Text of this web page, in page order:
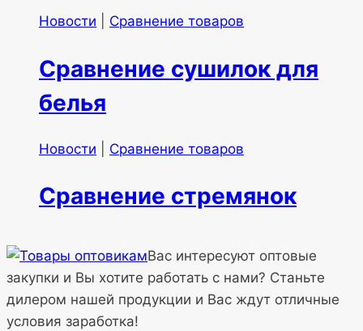
Новости Сравнение товаров
Сравнение сушилок для
белья
Новости Сравнение товаров
Сравнение стремянок
Вас интересуют оптовые
закупки и Вы хотите работать с нами? Станьте
дилером нашей продукции и Вас ждут отличные
условия заработка!